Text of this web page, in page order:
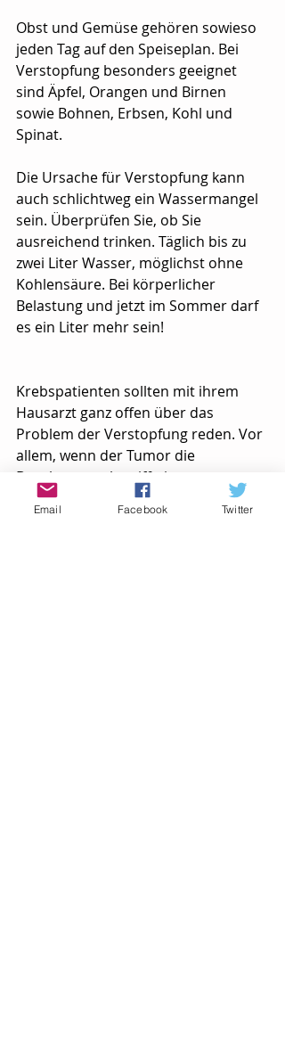
Obst und Gemüse gehören sowieso
jeden Tag auf den Speiseplan. Bei
Verstopfung besonders geeignet
sind Äpfel, Orangen und Birnen
sowie Bohnen, Erbsen, Kohl und
Spinat.
Die Ursache für Verstopfung kann
auch schlichtweg ein Wassermangel
sein. Überprüfen Sie, ob Sie
ausreichend trinken. Täglich bis zu
zwei Liter Wasser, möglichst ohne
Kohlensäure. Bei körperlicher
Belastung und jetzt im Sommer darf
es ein Liter mehr sein!
Krebspatienten sollten mit ihrem
Hausarzt ganz offen über das
Problem der Verstopfung reden. Vor
allem, wenn der Tumor die
Bauchorgane betrifft, ist
Selbstmedikation nicht ratsam. Bei
Krebs sollte eine Verstopfung immer
Email Facebook Twitter